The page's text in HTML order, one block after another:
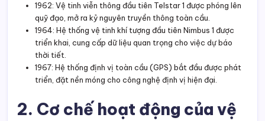
1962: Vệ tinh viễn thông đầu tiên Telstar 1 được phóng lên
quỹ đạo, mở ra kỷ nguyên truyền thông toàn cầu.
1964: Hệ thống vệ tinh khí tượng đầu tiên Nimbus 1 được
triển khai, cung cấp dữ liệu quan trọng cho việc dự báo
thời tiết.
1967: Hệ thống định vị toàn cầu (GPS) bắt đầu được phát
triển, đặt nền móng cho công nghệ định vị hiện đại.
2. Cơ chế hoạt động của vệ